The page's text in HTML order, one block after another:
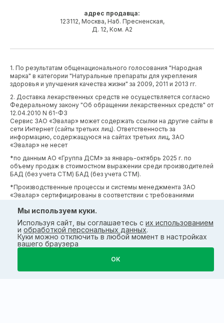
адрес продавца:
123112, Москва, Наб. Пресненская,
Д. 12, Ком. А2
1. По результатам общенационального голосования "Народная
марка" в категории "Натуральные препараты для укрепления
здоровья и улучшения качества жизни" за 2009, 2011 и 2013 гг.
2. Доставка лекарственных средств не осуществляется согласно
Федеральному закону "Об обращении лекарственных средств" от
12.04.2010 N 61-ФЗ
Сервис ЗАО «Эвалар» может содержать ссылки на другие сайты в
сети Интернет (сайты третьих лиц). Ответственность за
информацию, содержащуюся на сайтах третьих лиц, ЗАО
«Эвалар» не несет
*по данным АО «Группа ДСМ» за январь-октябрь 2025 г. по
объему продаж в стоимостном выражении среди производителей
БАД (без учета СТМ) БАД (без учета СТМ).
*Производственные процессы и системы менеджмента ЗАО
«Эвалар» сертифицированы в соответствии с требованиями
Мы используем куки.
Используя сайт, вы соглашаетесь с их использованием
и обработкой персональных данных.
Куки можно отключить в любой момент в настройках
вашего браузера
ОК